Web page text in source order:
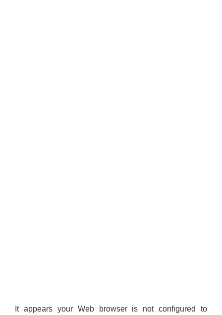
It appears your Web browser is not configured to